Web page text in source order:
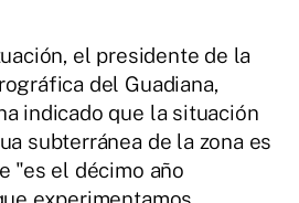
el presidente de la
del Guadiana,
indicado que la situación
subterránea de la zona es
"es el décimo año